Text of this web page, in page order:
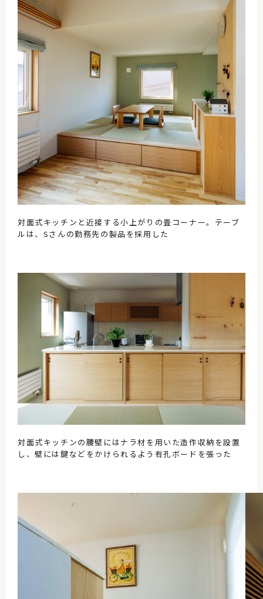
対面式キッチンと近接する小上がりの畳コーナー。テーブ
ルは、Sさんの勤務先の製品を採用した
対面式キッチンの腰壁にはナラ材を用いた造作収納を設置
し、壁には鍵などをかけられるよう有孔ボードを張った